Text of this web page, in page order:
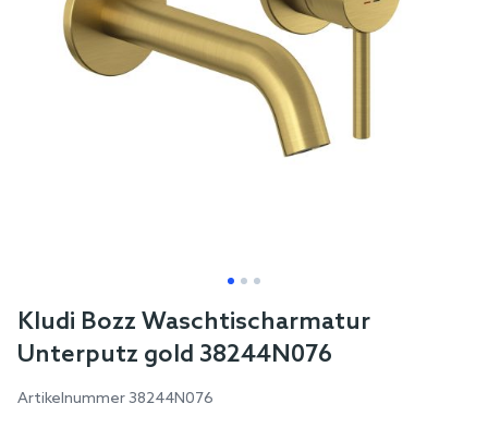
Skip
to
beginning
Kludi Bozz Waschtischarmatur
Unterputz gold 38244N076
Artikelnummer38244N076